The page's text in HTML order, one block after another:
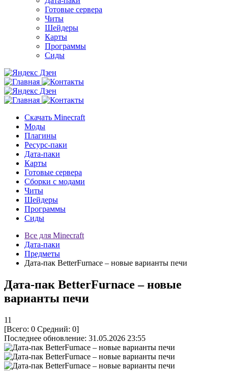
Готовые сервера
Читы
Шейдеры
Карты
Программы
Сиды
Скачать Minecraft
Моды
Плагины
Ресурс-паки
Дата-паки
Карты
Готовые сервера
Сборки с модами
Читы
Шейдеры
Программы
Сиды
Все для Minecraft
Дата-паки
Предметы
Дата-пак BetterFurnace – новые варианты печи
Дата-пак BetterFurnace – новые
варианты печи
11
[Всего: 0 Средний: 0]
Последнее обновление: 31.05.2026 23:55